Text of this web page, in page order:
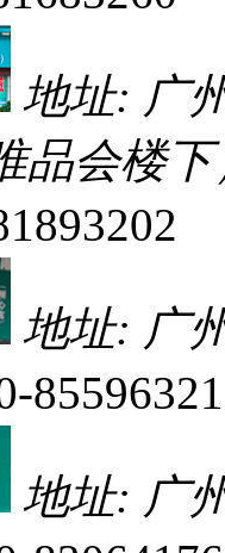
地址: 广
品会楼
地址: 广
85596321
地址: 广